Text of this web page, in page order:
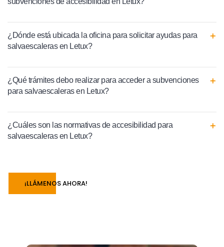
¿Dónde está ubicada la oficina para solicitar ayudas para
salvaescaleras en Letux?
¿Qué trámites debo realizar para acceder a subvenciones
para salvaescaleras en Letux?
¿Cuáles son las normativas de accesibilidad para
salvaescaleras en Letux?
¡LLÁMENOS AHORA!